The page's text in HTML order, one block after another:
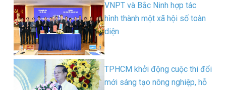
VNPT và Bắc Ninh hợp tác
hình thành một xã hội số toàn
diện
TPHCM khởi động cuộc thi đổi
mới sáng tạo nông nghiệp, hỗ